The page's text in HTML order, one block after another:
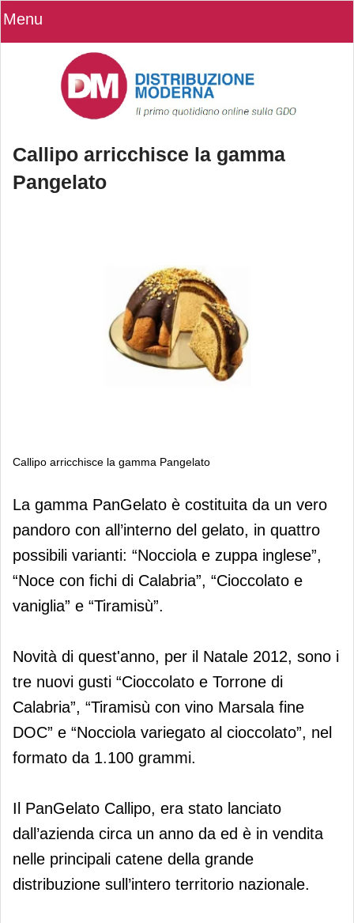
Menu
Callipo arricchisce la gamma
Pangelato
Callipo arricchisce la gamma Pangelato
Callipo arricchisce la gamma
Pangelato
La gamma PanGelato è costituita da un vero
pandoro con all’interno del gelato, in quattro
possibili varianti: “Nocciola e zuppa inglese”,
“Noce con fichi di Calabria”, “Cioccolato e
vaniglia” e “Tiramisù”.
Novità di quest'anno, per il Natale 2012, sono i
tre nuovi gusti “Cioccolato e Torrone di
Calabria”, “Tiramisù con vino Marsala fine
DOC” e “Nocciola variegato al cioccolato”, nel
formato da 1.100 grammi.
Il PanGelato Callipo, era stato lanciato
dall’azienda circa un anno da ed è in vendita
nelle principali catene della grande
distribuzione sull’intero territorio nazionale.